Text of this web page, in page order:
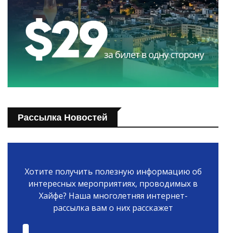
Рассылка Новостей
Хотите получить полезную информацию об
интересных мероприятиях, проводимых в
Хайфе? Наша многолетняя интернет-
рассылка вам о них расскажет